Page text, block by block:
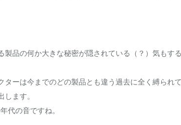
製品の何か大きな秘密が隠されている（？）気もす
ターは今までのどの製品とも違う過去に全く縛られ
ます。
代の音ですね。